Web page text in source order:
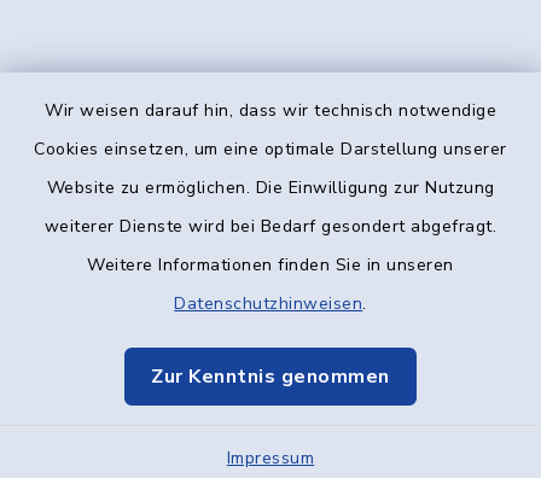
Wir weisen darauf hin, dass wir technisch notwendige
Cookies einsetzen, um eine optimale Darstellung unserer
Website zu ermöglichen. Die Einwilligung zur Nutzung
weiterer Dienste wird bei Bedarf gesondert abgefragt.
Weitere Informationen finden Sie in unseren
Datenschutzhinweisen.
Zur Kenntnis genommen
Impressum
Kontakt
Datenschutz
Elektronische Kommunikation
Sitemap